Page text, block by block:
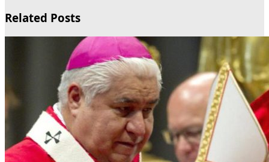
Related Posts